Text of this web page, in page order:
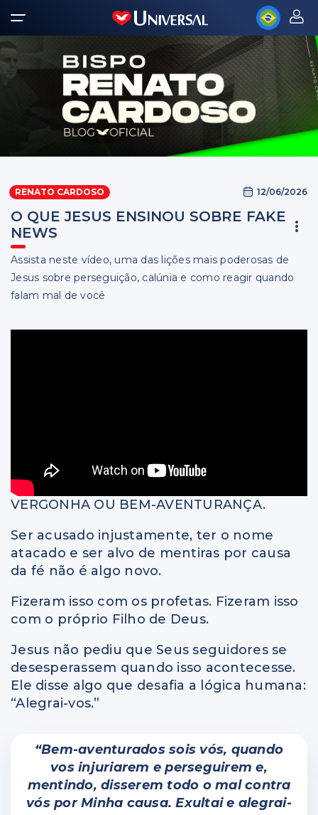
RENATO CARDOSO 12/06/2026
O QUE JESUS ENSINOU SOBRE FAKE
NEWS
Assista neste vídeo, uma das lições mais poderosas de
Jesus sobre perseguição, calúnia e como reagir quando
falam mal de você
VERGONHA OU BEM-AVENTURANÇA.
Ser acusado injustamente, ter o nome
atacado e ser alvo de mentiras por causa
da fé não é algo novo.
Fizeram isso com os profetas. Fizeram isso
com o próprio Filho de Deus.
Jesus não pediu que Seus seguidores se
desesperassem quando isso acontecesse.
Ele disse algo que desafia a lógica humana:
“Alegrai-vos.”
“Bem-aventurados sois vós, quando
vos injuriarem e perseguirem e,
mentindo, disserem todo o mal contra
vós por Minha causa. Exultai e alegrai-